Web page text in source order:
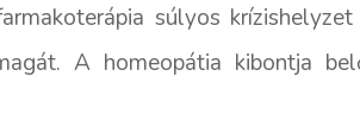
súlyos
A homeopátia kibontja